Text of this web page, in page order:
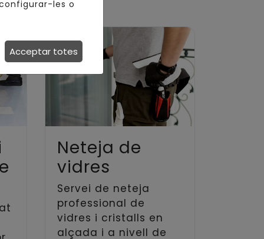
Neteja de
vidres
Servei de neteja
professional de
vidres i cristalls en
alçada i a nivell de
les o
Acceptar totes